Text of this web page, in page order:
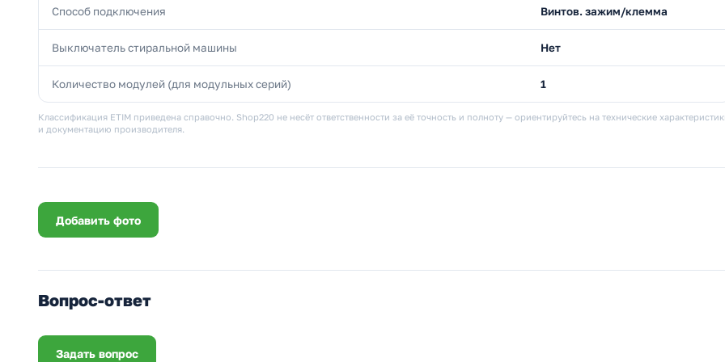
Способ подключения Винтов. зажим/клемма
Выключатель стиральной машины Нет
Количество модулей (для модульных серий) 1
Классификация ETIM приведена справочно. Shop220 не несёт ответственности за её точность и полноту — ориентируйтесь на технические
и документацию производителя.
Добавить фото
Вопрос-ответ
Задать вопрос